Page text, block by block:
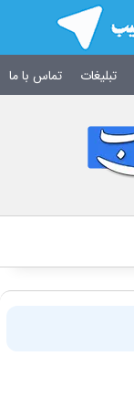
تبلیغات تماس با ما